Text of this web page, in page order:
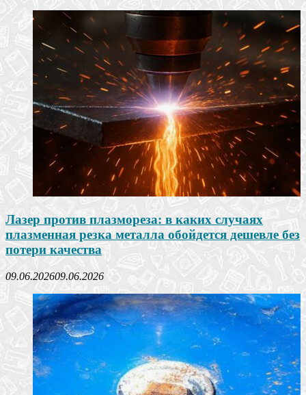
Лазер против плазмореза: в каких случаях
плазменная резка металла обойдется дешевле без
потери качества
09.06.202609.06.2026